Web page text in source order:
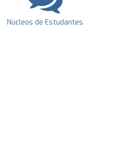
Núcleos de Estudantes